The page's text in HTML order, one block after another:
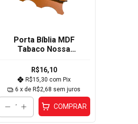
Porta Bíblia MDF
Tabaco Nossa
2x0x7cm 3
R$16,10
R$15,30 com Pix
6 x de R$2,68 sem juros
COMPRAR